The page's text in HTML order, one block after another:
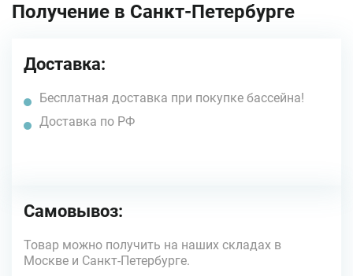
Получение в Санкт-Петербурге
Доставка:
Бесплатная доставка при покупке бассейна!
Доставка по РФ
Самовывоз:
Товар можно получить на наших складах в
Москве и Санкт-Петербурге.